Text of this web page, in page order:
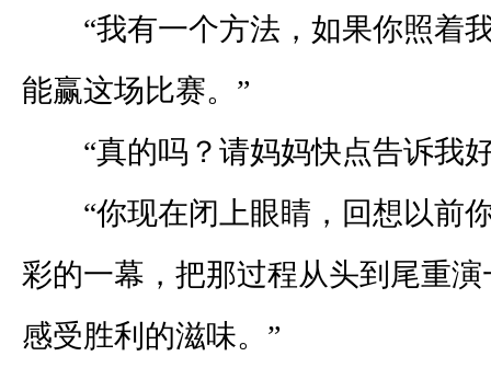
“我有一个方法，如果你照着
能赢这场比赛。”
“真的吗？请妈妈快点告诉我
“你现在闭上眼睛，回想以前
彩的一幕，把那过程从头到尾重
感受胜利的滋味。”